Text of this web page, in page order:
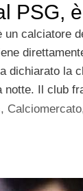
PSG,
un calciatore
dichiarato la
notte. Il club
, Calciomercato